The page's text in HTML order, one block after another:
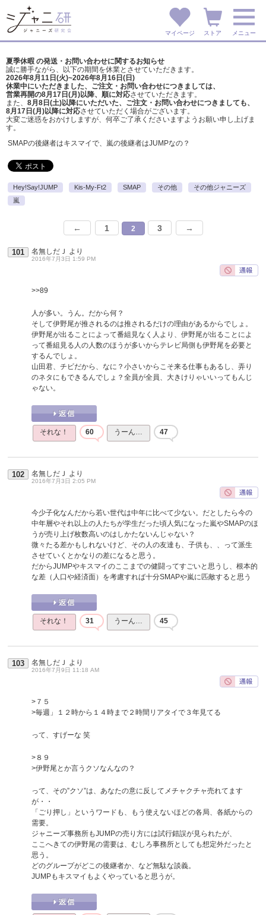
マイページ ストア メニュー
夏季休暇 の発送・お問い合わせに関するお知らせ
誠に勝手ながら、以下の期間を休業とさせていただきます。
2026年8月11日(火)~2026年8月16日(日)
休業中にいただきました、ご注文・お問い合わせにつきましては、
営業再開の8月17日(月)以降、順に対応させていただきます。
また、 8月8日(土)以降にいただいた、ご注文・ お問い合わせにつきましても、
8月17日(月)以降に対応させていただく場合がございます。
大変ご迷惑をおかけしますが、 何卒ご了承くださいますようお願い申し上げま
す。
SMAPの後継者はキスマイで、嵐の後継者はJUMPなの？
Hey!Say!JUMP Kis-My-Ft2 SMAP その他
その他ジャニーズ
嵐
← 1 2 3 →
101 名無しだＪ より
2016年7月3日 1:59 PM
>>89
人が多い。うん。だから何？
そして伊野尾が推されるのは推されるだけの理由があるからでしょ。
伊野尾が出ることによって番組見なく人より、伊野尾が出ることによ
って番組見る人の人数のほうが多いからテレビ局側も伊野尾を必要と
するんでしょ。
山田君、チビだから、なに？小さいからこそ来る仕事もあるし、弄り
のネタにもできるんでしょ？全員が全員、大きけりゃいいってもんじ
ゃない。
それな！ 60 うーん… 47
102 名無しだＪ より
2016年7月3日 2:05 PM
今少子化なんだから若い世代は中年に比べて少ない。だとしたら今の
中年層やそれ以上の人たちが学生だった頃人気になった嵐やSMAPのほ
うが売り上げ枚数高いのはしかたないんじゃない？
微々たる差かもしれないけど、その人の友達も、子供も、、って派生
させていくとかなりの差になると思う。
だからJUMPやキスマイのここまでの健闘ってすごいと思うし、根本的
な差（人口や経済面）を考慮すれば十分SMAPや嵐に匹敵すると思う
それな！ 31 うーん… 45
103 名無しだＪ より
2016年7月9日 11:18 AM
>７５
>毎週」１２時から１４時まで２時間リアタイで３年見てる
って、すげーな 笑
>８９
>伊野尾とか言うクソなんなの？
って、その”クソ”は、あなたの意に反してメチャクチャ売れてます
が・・
「ごり押し」というワードも、もう使えないほどの各局、各紙からの
需要。
ジャニーズ事務所もJUMPの売り方には試行錯誤が見られたが、
ここへきての伊野尾の需要は、むしろ事務所としても想定外だったと
思う。
どのグループがどこの後継者か、など無駄な談義。
JUMPもキスマイもよくやっていると思うが。